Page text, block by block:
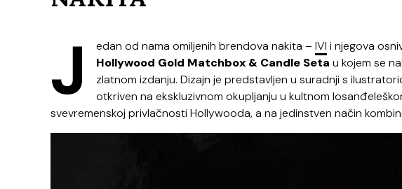
J edan od nama omiljenih brendova nakita –IVI i njegova
Hollywood Gold Matchbox & Candle Seta u kojem se
zlatnom izdanju. Dizajn je predstavljen u suradnji s
otkriven na ekskluzivnom okupljanju u kultnom
svevremenskoj privlačnosti Hollywooda, a na jedinstven način